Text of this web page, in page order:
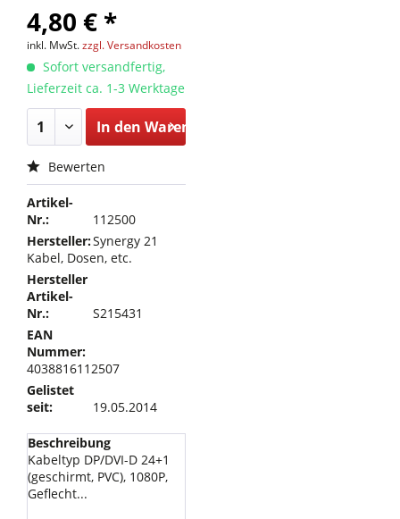
4,80 € *
inkl. MwSt.zzgl. Versandkosten
Sofort versandfertig,
Lieferzeit ca. 1-3 Werktage
In den Warenkorb
Bewerten
Artikel-
Nr.:
112500
Hersteller:Synergy 21
Kabel, Dosen, etc.
Hersteller
Artikel-
Nr.:
S215431
EAN
Nummer:
4038816112507
Gelistet
seit:
19.05.2014
Beschreibung
Kabeltyp DP/DVI-D 24+1
(geschirmt, PVC), 1080P,
Geflecht...